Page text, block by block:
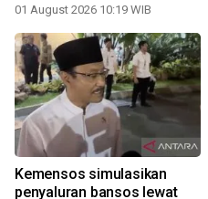
01 August 2026 10:19 WIB
Kemensos simulasikan
penyaluran bansos lewat